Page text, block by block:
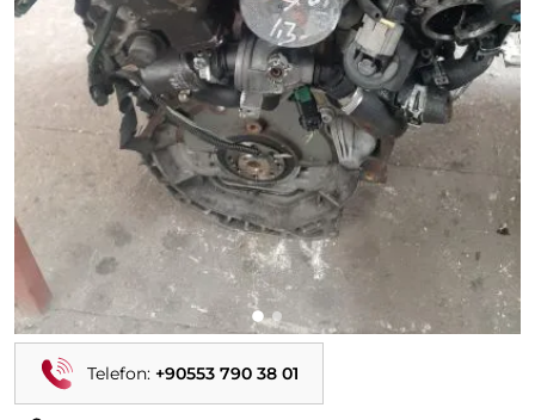
Fiorino 1.3 90'lık Orijinal Çıkma Motor
Ürün Kodu:
Kategori:
Fiorino Çıkma Parça
Durumu:
İkinci El
Stok Durumu:
Stokta Var
Telefon: +90553 790 38 01